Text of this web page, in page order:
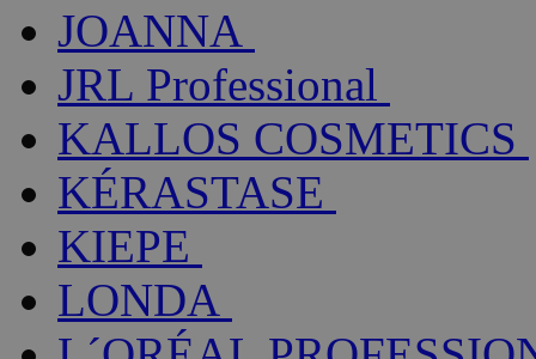
JOANNA
JRL Professional
KALLOS COSMETICS
KÉRASTASE
KIEPE
LONDA